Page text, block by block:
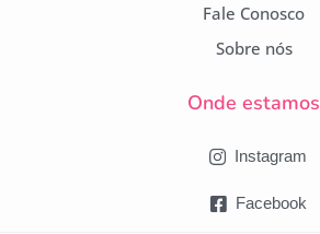
Fale Conosco
Sobre nós
Onde estamos
Instagram
Facebook